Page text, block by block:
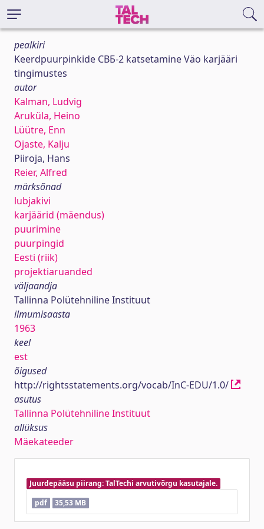
pealkiri
Keerdpuurpinkide СВБ-2 katsetamine Väo karjääri
tingimustes
autor
Kalman, Ludvig
Aruküla, Heino
Lüütre, Enn
Ojaste, Kalju
Piiroja, Hans
Reier, Alfred
märksõnad
lubjakivi
karjäärid (mäendus)
puurimine
puurpingid
Eesti (riik)
projektiaruanded
väljaandja
Tallinna Polütehniline Instituut
ilmumisaasta
1963
keel
est
õigused
http://rightsstatements.org/vocab/InC-EDU/1.0/
asutus
Tallinna Polütehniline Instituut
allüksus
Mäekateeder
Juurdepääsu piirang: TalTechi arvutivõrgu kasutajale.
pdf
35,53 MB